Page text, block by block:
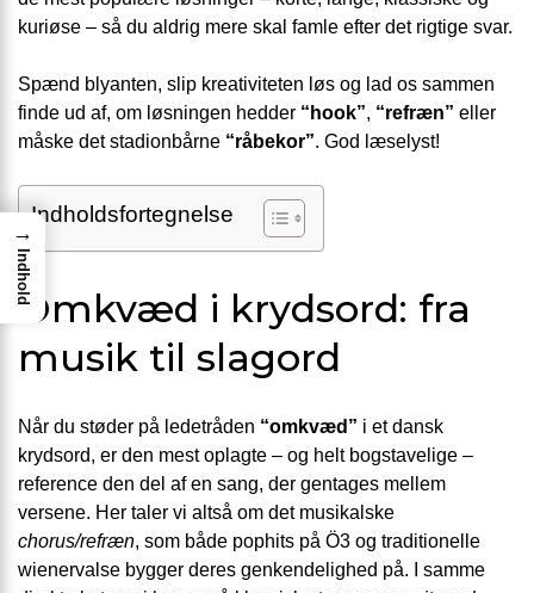
kuriøse – så du aldrig mere skal famle efter det rigtige svar.
Spænd blyanten, slip kreativiteten løs og lad os sammen
finde ud af, om løsningen hedder “hook”, “refræn” eller
måske det stadionbårne “råbekor”. God læselyst!
Indholdsfortegnelse
Omkvæd i krydsord: fra
musik til slagord
Når du støder på ledetråden “omkvæd” i et dansk
krydsord, er den mest oplagte – og helt bogstavelige –
reference den del af en sang, der gentages mellem
versene. Her taler vi altså om det musikalske
chorus/refræn, som både pophits på Ö3 og traditionelle
wienervalse bygger deres genkendelighed på. I samme
→
Indhold